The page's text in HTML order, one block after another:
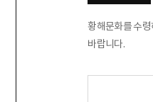
황해문화를 수령
바랍니다.